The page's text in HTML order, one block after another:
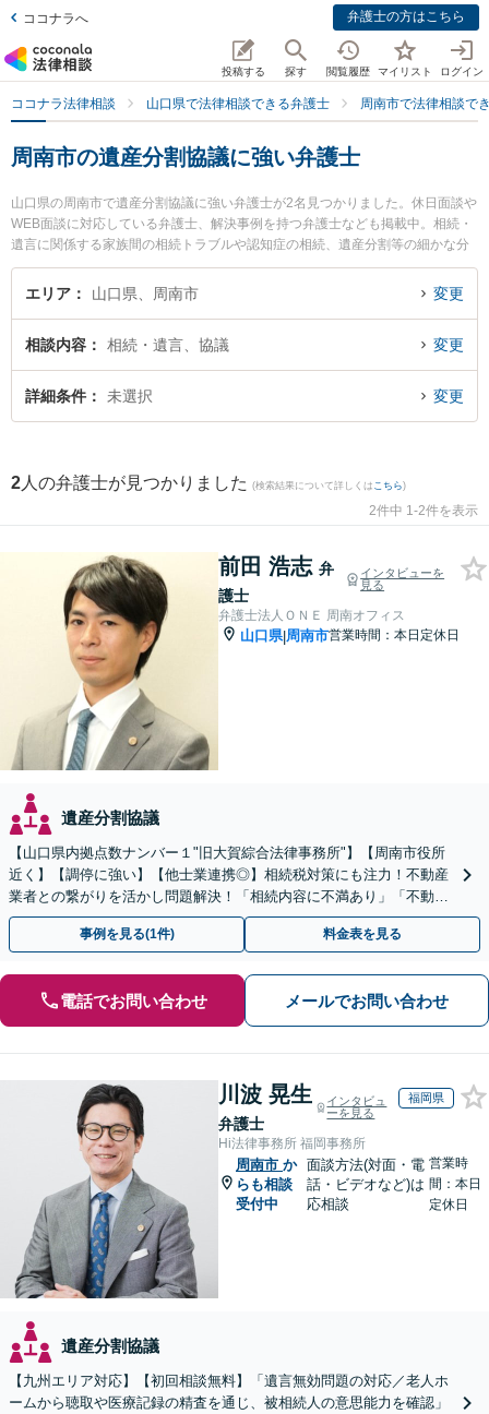
ココナラへ 弁護士の方はこちら
投稿する 探す 閲覧履歴 マイリスト ログイン
ココナラ法律相談 山口県で法律相談できる弁護士 周南市で法律相談で
周南市の遺産分割協議に強い弁護士
山口県の周南市で遺産分割協議に強い弁護士が2名見つかりました。休日面談や
WEB面談に対応している弁護士、解決事例を持つ弁護士なども掲載中。相続・
遺言に関係する家族間の相続トラブルや認知症の相続、遺産分割等の細かな分
野での絞り込み検索もでき便利です。特に弁護士法人ＯＮＥ 周南オフィスの前
田 浩志弁護士や弁護士法人広島メープル法律事務所 周南事務所の吉村 友和弁
たい』『遺産分割協議のトラブル解決の実績豊富な近くの弁護士を検索した
い』『初回相談無料で遺産分割協議を法律相談できる周南市内の弁護士に相談
予約したい』などでお困りの相談者さんにおすすめです。
エリア 山口県、周南市 変更
相談内容 相続・遺言、協議 変更
詳細条件 未選択 変更
2 人の弁護士が見つかりました (検索結果について詳しくは こちら)
2件中 1-2件を表示
前田 浩志 弁
護士
インタビューを
見る
弁護士法人ＯＮＥ 周南オフィス
山口県|周南市営業時間：本日定休日
遺産分割協議
【山口県内拠点数ナンバー１"旧大賀綜合法律事務所"】【周南市役所
近く】【調停に強い】【他士業連携◎】相続税対策にも注力！不動産
業者との繋がりを活かし問題解決！「相続内容に不満あり」「不動産
の相続で揉めている」こんな方はご相談を！【遺言作成】
事例を見る(1件) 料金表を見る
電話でお問い合わせ メールでお問い合わせ
川波 晃生
弁護士
インタビュ
ーを見る
福岡県
Hi法律事務所 福岡事務所
周南市 か
らも相談
受付中
面談方法(対面・電
話・ビデオなど)は
応相談
営業時
間：本日
定休日
遺産分割協議
【九州エリア対応】【初回相談無料】「遺言無効問題の対応／老人ホ
ームから聴取や医療記録の精査を通じ、被相続人の意思能力を確認」